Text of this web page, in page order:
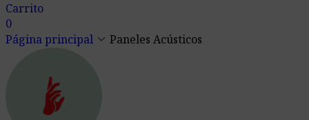
Carrito
0
Página principal keyboard_arrow_down Paneles Acústicos